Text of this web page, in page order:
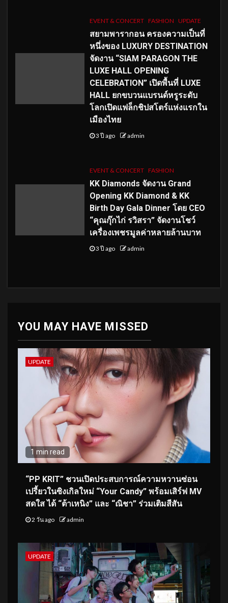
EVENT & CONCERT FASHION UPDATE
สยามพารากอน ครองความเป็นที่
หนึ่งของ LUXURY DESTINATION
จัดงาน “SIAM PARAGON THE
LUXE HALL OPENING
CELEBRATION” เปิดพื้นที่ LUXE
HALL ยกขบวนแบรนด์หรูระดับ
โลกเปิดแฟล็กชิปสโตร์แห่งแรกใน
เมืองไทย
3 ปี ago admin
EVENT & CONCERT FASHION
KK Diamonds จัดงาน Grand
Opening KK Diamond & KK
Birth Day Gala Dinner โดย CEO
“คุณกุ๊กไก่ รวิสรา” จัดงานโชว์
เครื่องเพชรมูลค่าหลายล้านบาท
3 ปี ago admin
YOU MAY HAVE MISSED
UPDATE
1 min read
“PP KRIT” ชวนเปิดประสบการณ์ความหวานซ่อน
เปรี้ยวในซิงเกิลใหม่ “Your Candy” พร้อมเสิร์ฟ MV
สดใส ได้ “ต้าเหนิง” และ “ณิชา” ร่วมเติมสีสัน
2 วัน ago admin
UPDATE